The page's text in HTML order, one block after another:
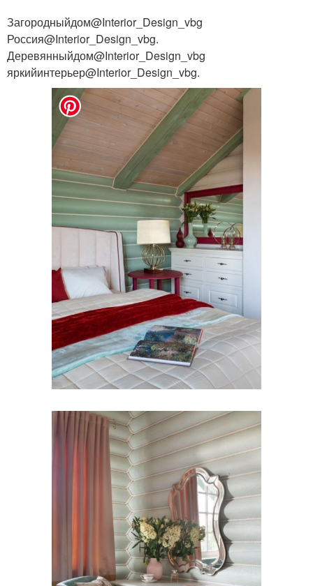
Загородныйдом@Interior_Design_vbg
Россия@Interior_Design_vbg.
Деревянныйдом@Interior_Design_vbg
яркийинтерьер@Interior_Design_vbg.